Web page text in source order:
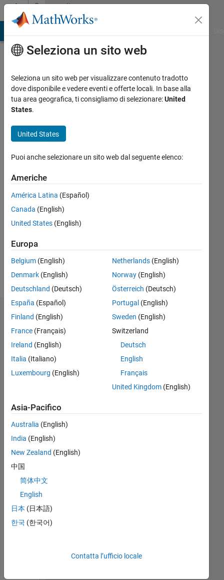
Vai al contenutoCommunity
Profile
Litesh
Ghute
Last
oltre 6
Attivo
Followers:
Follow
Dashboard
M…
CONTRIBUTI L
1
2
L
03/20
11/20
07/21
03/22
11/22
07/23
03/24
11/24
07/25
03/26
01/21
11/21
09/22
05/24
03/25
01/26
02/21
01/22
12/22
11/23
10/24
09/25
08/26
RANK
Seleziona un sito web
Seleziona un sito web per visualizzare contenuto tradotto
dove disponibile e vedere eventi e offerte locali. In base alla
tua area geografica, ti consigliamo di selezionare:United
States.
United States
Puoi anche selezionare un sito web dal seguente elenco:
Americhe
América Latina (Español)
Canada (English)
United States (English)
Europa
Belgium (English)
Denmark (English)
Deutschland (Deutsch)
España (Español)
Finland (English)
France (Français)
Ireland (English)
Italia (Italiano)
Luxembourg (English)
Netherlands(English)
Norway(English)
Österreich (Deutsch)
Portugal (English)
Sweden (English)
Switzerland
Deutsch
English
Français
United Kingdom(English)
Asia-Pacifico
Australia (English)
India (English)
New Zealand (English)
中国
简体中文
English
日本 (日本語)
한국 (한국어)
Contatta l’ufficio locale